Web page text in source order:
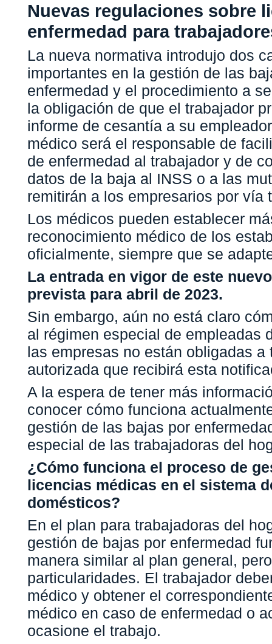
Nuevas regulaciones sobre
enfermedad para
La nueva normativa introdujo dos
importantes en la gestión de las
enfermedad y el procedimiento a
la obligación de que el trabajador
informe de cesantía a su
médico será el responsable de
de enfermedad al trabajador y de
datos de la baja al INSS o a las
remitirán a los empresarios por vía
Los médicos pueden establecer
reconocimiento médico de los
oficialmente, siempre que se
La entrada en vigor de este
prevista para abril de 2023.
Sin embargo, aún no está claro
al régimen especial de empleadas
las empresas no están obligadas a
autorizada que recibirá esta
A la espera de tener más
conocer cómo funciona
gestión de las bajas por
especial de las trabajadoras del
¿Cómo funciona el proceso de
licencias médicas en el sistema
domésticos?
En el plan para trabajadoras del
gestión de bajas por enfermedad
manera similar al plan general,
particularidades. El trabajador
médico y obtener el
médico en caso de enfermedad o
ocasione el trabajo.